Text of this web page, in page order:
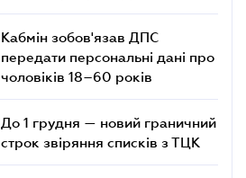
Кабмін зобов'язав ДПС
передати персональні дані про
чоловіків 18–60 років
До 1 грудня — новий граничний
строк звіряння списків з ТЦК